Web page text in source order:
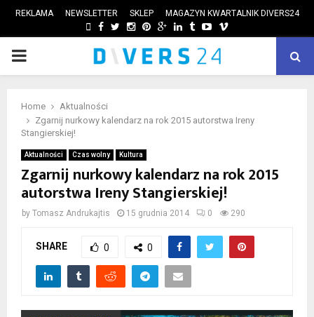
REKLAMA NEWSLETTER SKLEP MAGAZYN KWARTALNIK DIVERS24
FACEBOOK
TWITTER
INSTAGRAM
PINTEREST
GOOGLE
LINKEDIN
TUMBLRYOUTUBE
VIMEO
PRIMARY
Home
Aktualności
Zgarnij nurkowy kalendarz na rok 2015 autorstwa Ireny
Stangierskiej!
Aktualności Czas wolny Kultura
Zgarnij nurkowy kalendarz na rok 2015
autorstwa Ireny Stangierskiej!
by Tomasz Andrukajtis 15 grudnia 2014 0 290
SHARE 0 0